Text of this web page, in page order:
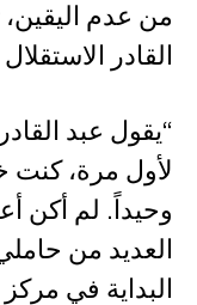
من عدم اليقين،
القادر
“يقول عبد
لأول مرة، كنت
وحيداً. لم أكن
العديد من
البداية في